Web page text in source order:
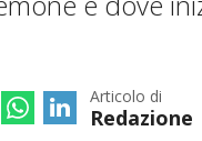
Articolo di
Redazione